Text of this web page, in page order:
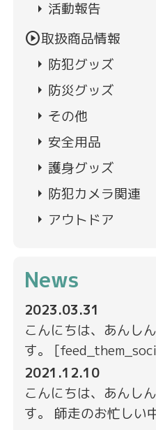
arrow_right 活動報告
play_circle取扱商品情報
arrow_right 防犯グッズ
arrow_right 防災グッズ
arrow_right その他
arrow_right 安全用品
arrow_right 護身グッズ
arrow_right 防犯カメラ関連
arrow_right アウトドア
News
2023.03.31
こんにちは、あんし
す。
2021.12.10
こんにちは、あんし
す。 師走のお忙しい